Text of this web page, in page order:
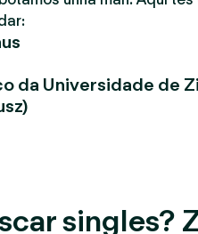
da Universidade de
singles?